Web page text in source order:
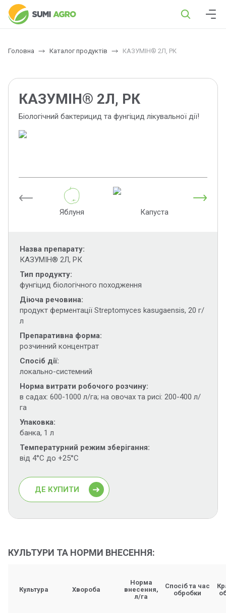
Головна Каталог продуктів КАЗУМІН® 2Л, РК
КАЗУМІН® 2Л, РК
Біологічний бактерицид та фунгіцид лікувальної дії!
Яблуня Капуста
Назва препарату
КАЗУМІН® 2Л, РК
Тип продукту
фунгіцид біологічного походження
Діюча речовина
продукт ферментації Streptomyces kasugaensis, 20 г/
л
Препаративна форма
розчинний концентрат
Спосіб дії
локально-системний
Норма витрати робочого розчину
в садах: 600-1000 л/га; на овочах та рисі: 200-400 л/
га
Упаковка
банка, 1 л
Температурний режим зберігання
від 4°С до +25°С
ДЕ КУПИТИ
КУЛЬТУРИ ТА НОРМИ ВНЕСЕННЯ:
Культура Хвороба
Норма
внесення,
л/га
Спосіб та час
обробки